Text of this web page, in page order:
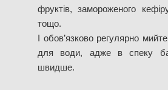
фруктів, замороженого
тощо.
І обов’язково регулярно
для води, адже в спеку
швидше.